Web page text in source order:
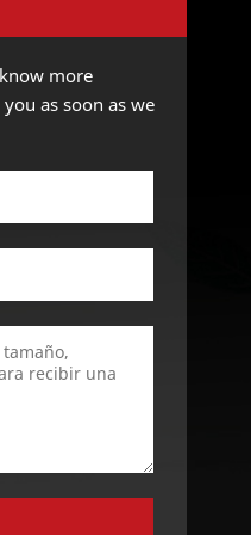
more
as soon as we